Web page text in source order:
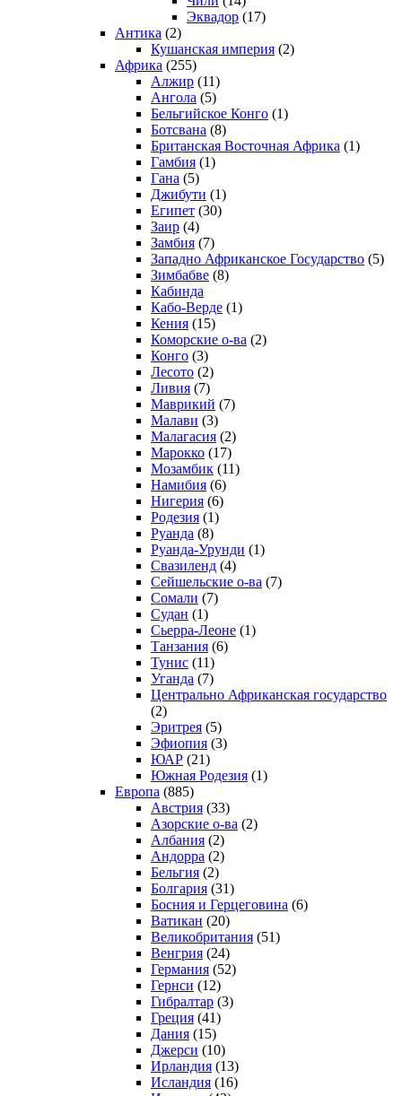
Эквадор (17)
Антика (2)
Кушанская империя (2)
Африка (255)
Алжир (11)
Ангола (5)
Бельгийское Конго (1)
Ботсвана (8)
Британская Восточная Африка (1)
Гамбия (1)
Гана (5)
Джибути (1)
Египет (30)
Заир (4)
Замбия (7)
Западно Африканское Государство (5)
Зимбабве (8)
Кабинда
Кабо-Верде (1)
Кения (15)
Коморские о-ва (2)
Конго (3)
Лесото (2)
Ливия (7)
Маврикий (7)
Малави (3)
Малагасия (2)
Марокко (17)
Мозамбик (11)
Намибия (6)
Нигерия (6)
Родезия (1)
Руанда (8)
Руанда-Урунди (1)
Свазиленд (4)
Сейшельские о-ва (7)
Сомали (7)
Судан (1)
Сьерра-Леоне (1)
Танзания (6)
Тунис (11)
Уганда (7)
Центрально Африканская государство
(2)
Эритрея (5)
Эфиопия (3)
ЮАР (21)
Южная Родезия (1)
Европа (885)
Австрия (33)
Азорские о-ва (2)
Албания (2)
Андорра (2)
Бельгия (2)
Болгария (31)
Босния и Герцеговина (6)
Ватикан (20)
Великобритания (51)
Венгрия (24)
Германия (52)
Гернси (12)
Гибралтар (3)
Греция (41)
Дания (15)
Джерси (10)
Ирландия (13)
Исландия (16)